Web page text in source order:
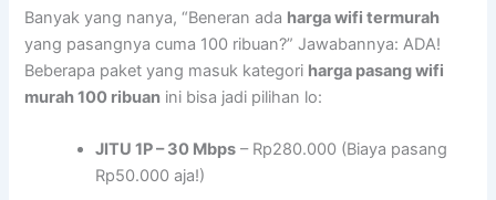
Banyak yang nanya, “Beneran ada harga wifi termurah
yang pasangnya cuma 100 ribuan?” Jawabannya: ADA!
Beberapa paket yang masuk kategori harga pasang wifi
murah 100 ribuan ini bisa jadi pilihan lo:
JITU 1P – 30 Mbps – Rp280.000 (Biaya pasang
Rp50.000 aja!)